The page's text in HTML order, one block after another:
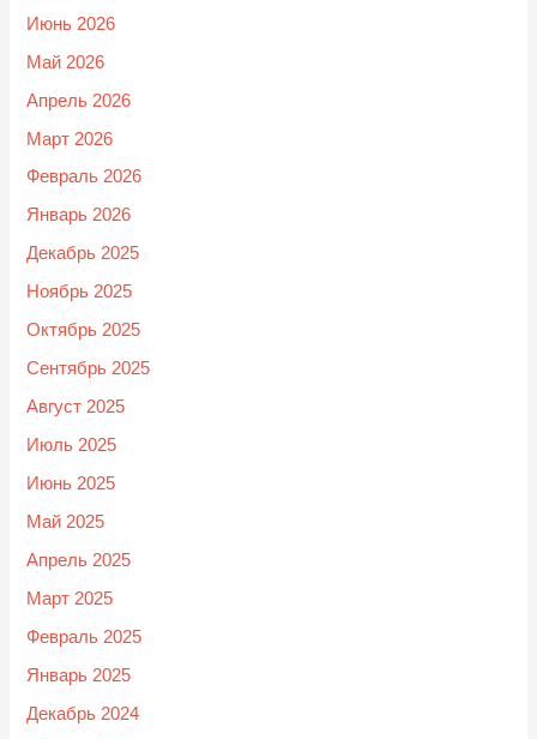
Июнь 2026
Май 2026
Апрель 2026
Март 2026
Февраль 2026
Январь 2026
Декабрь 2025
Ноябрь 2025
Октябрь 2025
Сентябрь 2025
Август 2025
Июль 2025
Июнь 2025
Май 2025
Апрель 2025
Март 2025
Февраль 2025
Январь 2025
Декабрь 2024